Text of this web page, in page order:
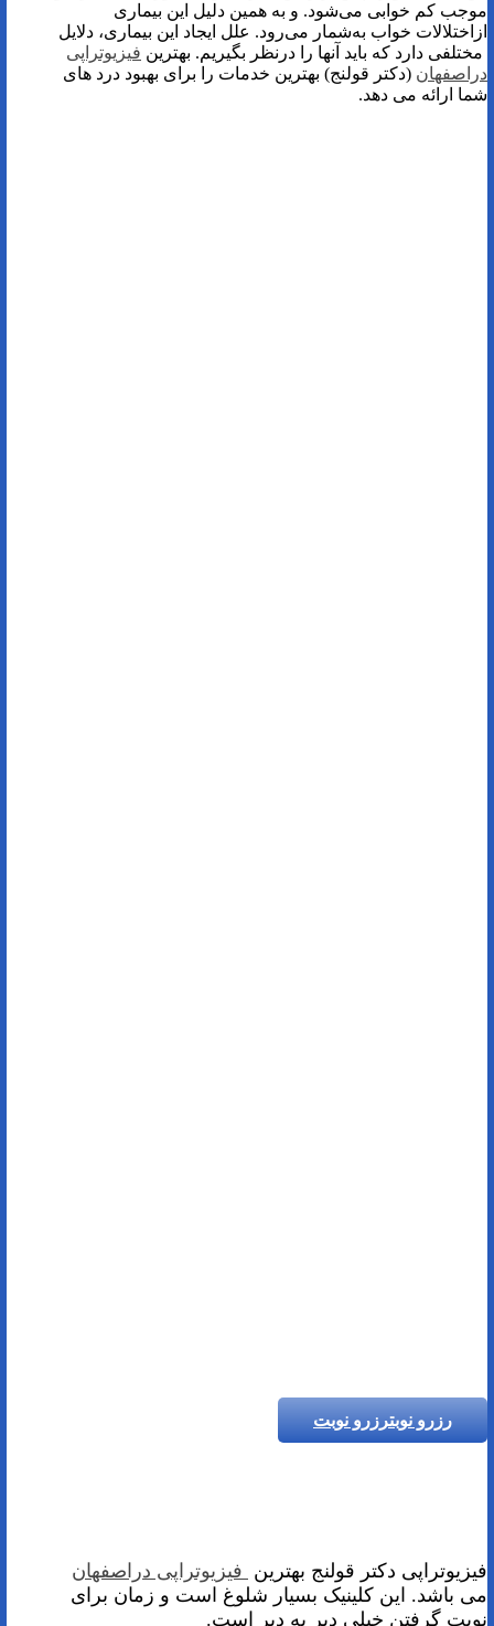
موجب کم خوابی می‌شود. و به همین دلیل این بیماری
ازاختلالات خواب به‌شمار می‌رود. علل ایجاد این بیماری، دلایل
مختلفی دارد که باید آنها را درنظر بگیریم. بهترین فیزیوتراپی
دراصفهان (دکتر قولنج) بهترین خدمات را برای بهبود درد های
شما ارائه می دهد.
رزرو نوبترزرو نوبت
فیزیوتراپی دکتر قولنج بهترین فیزیوتراپی دراصفهان
می باشد. این کلینیک بسیار شلوغ است و زمان برای
نوبت گرفتن خیلی دیر به دیر است.